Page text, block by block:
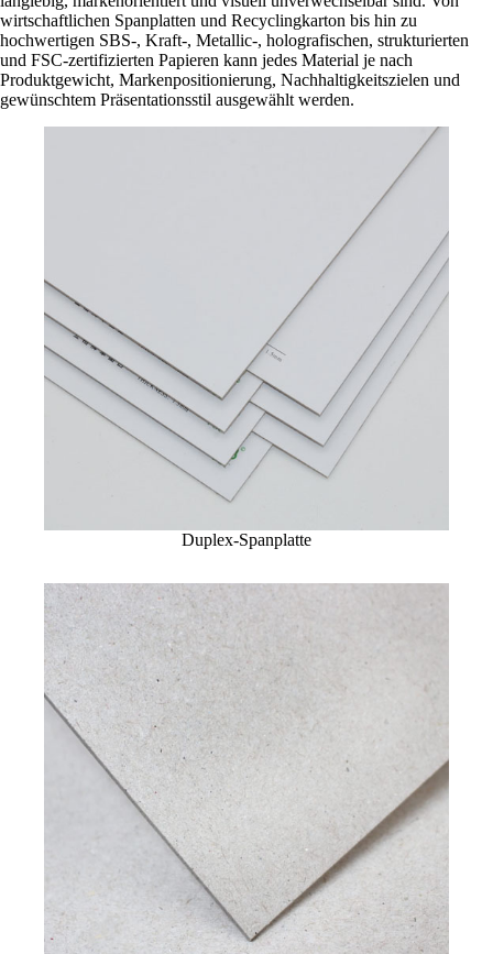
wirtschaftlichen Spanplatten und Recyclingkarton bis hin zu
hochwertigen SBS-, Kraft-, Metallic-, holografischen, strukturierten
und FSC-zertifizierten Papieren kann jedes Material je nach
Produktgewicht, Markenpositionierung, Nachhaltigkeitszielen und
gewünschtem Präsentationsstil ausgewählt werden.
Duplex-Spanplatte